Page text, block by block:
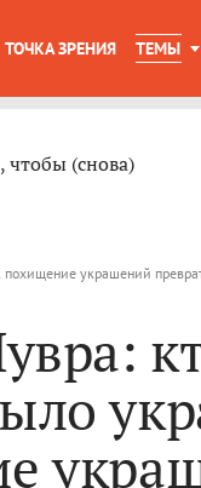
ТОЧКА ЗРЕНИЯ ТЕМЫ
чтобы (снова)
похищение украшений